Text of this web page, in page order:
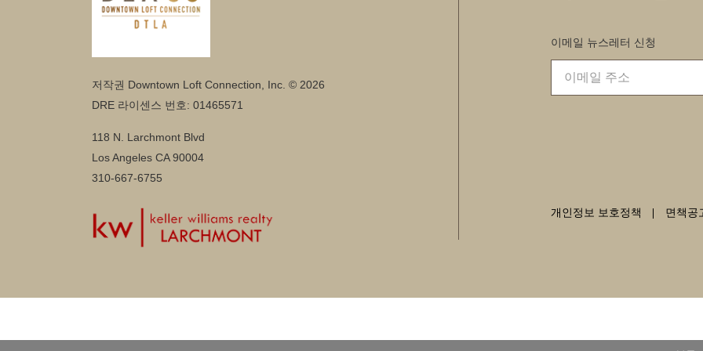
저작권 Downtown Loft Connection, Inc. © 2026
DRE 라이센스 번호: 01465571
118 N. Larchmont Blvd
Los Angeles CA 90004
310-667-6755
이메일 뉴스레터 신청
개인정보 보호정책 면책공